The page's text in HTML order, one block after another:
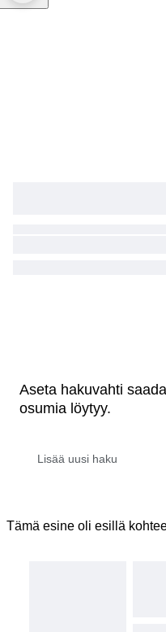
Aseta hakuvahti
osumia löytyy.
Tämä esine oli esillä